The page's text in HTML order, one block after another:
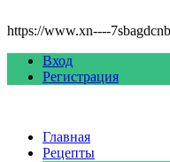
https://www.xn----
Вход
Регистрация
Главная
Рецепты